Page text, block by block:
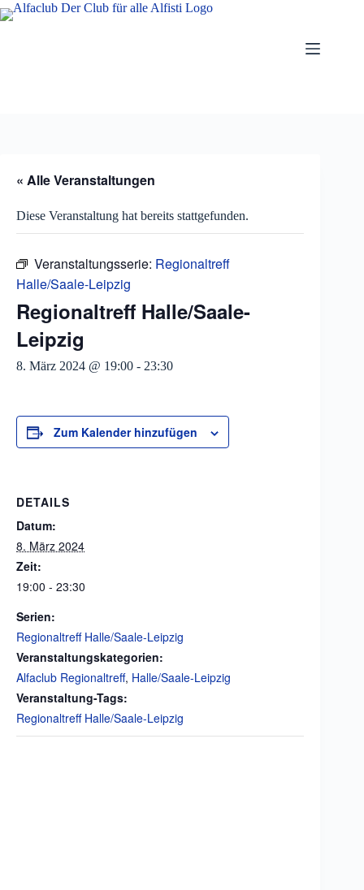
Zum
Inhalt
« Alle Veranstaltungen
Diese Veranstaltung hat bereits stattgefunden.
Veranstaltungsserie: Regionaltreff
Halle/Saale-Leipzig
Regionaltreff Halle/Saale-
Leipzig
8. März 2024 @ 19:00 - 23:30
Zum Kalender hinzufügen
DETAILS
Datum:
8. März 2024
Zeit:
19:00 - 23:30
Serien:
Regionaltreff Halle/Saale-Leipzig
Veranstaltungskategorien:
Alfaclub Regionaltreff, Halle/Saale-Leipzig
Veranstaltung-Tags:
Regionaltreff Halle/Saale-Leipzig